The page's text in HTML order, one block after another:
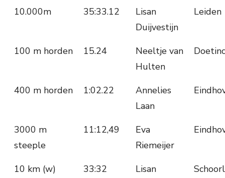
10.000m 35:33.12
Lisan
Duijvestijn
Leiden
100 m horden 15.24
Neeltje van
Hulten
400 m horden 1:02.22
Annelies
Laan
3000 m
steeple
11:12,49
Eva
Riemeijer
10 km (w) 33:32
Lisan
Schoorl